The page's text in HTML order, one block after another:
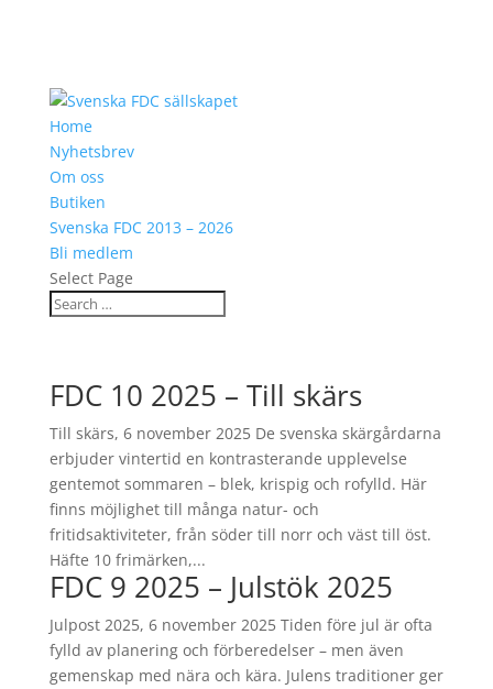
Home
Nyhetsbrev
Om oss
Butiken
Svenska FDC 2013 – 2026
Bli medlem
Select Page
FDC 10 2025 – Till skärs
Till skärs, 6 november 2025 De svenska skärgårdarna
erbjuder vintertid en kontrasterande upplevelse
gentemot sommaren – blek, krispig och rofylld. Här
finns möjlighet till många natur- och
fritidsaktiviteter, från söder till norr och väst till öst.
Häfte 10 frimärken,...
FDC 9 2025 – Julstök 2025
Julpost 2025, 6 november 2025 Tiden före jul är ofta
fylld av planering och förberedelser – men även
gemenskap med nära och kära. Julens traditioner ger